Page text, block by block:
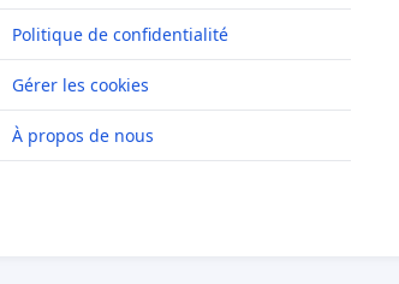
Politique de confidentialité
Gérer les cookies
À propos de nous